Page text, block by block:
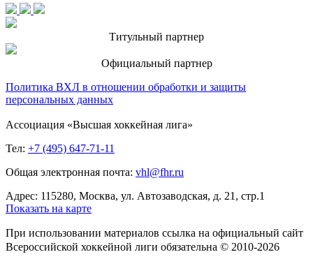
Титульный партнер
Официальный партнер
Политика ВХЛ в отношении обработки и защиты
персональных данных
Ассоциация «Высшая хоккейная лига»
Тел: +7 (495) 647-71-11
Общая электронная почта: vhl@fhr.ru
Адрес: 115280, Москва, ул. Автозаводская, д. 21, стр.1
Показать на карте
При использовании материалов ссылка на официальный сайт
Всероссийской хоккейной лиги обязательна © 2010-2026